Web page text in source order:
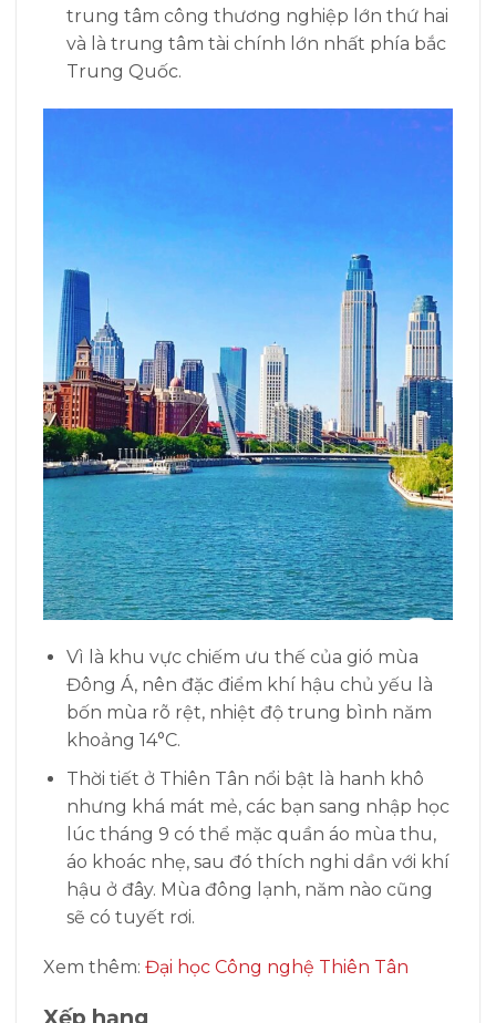
trung tâm công thương nghiệp lớn thứ hai
và là trung tâm tài chính lớn nhất phía bắc
Trung Quốc.
Vì là khu vực chiếm ưu thế của gió mùa
Đông Á, nên đặc điểm khí hậu chủ yếu là
bốn mùa rõ rệt, nhiệt độ trung bình năm
khoảng 14°C.
Thời tiết ở Thiên Tân nổi bật là hanh khô
nhưng khá mát mẻ, các bạn sang nhập học
lúc tháng 9 có thể mặc quần áo mùa thu,
áo khoác nhẹ, sau đó thích nghi dần với khí
hậu ở đây. Mùa đông lạnh, năm nào cũng
sẽ có tuyết rơi.
Xem thêm: Đại học Công nghệ Thiên Tân